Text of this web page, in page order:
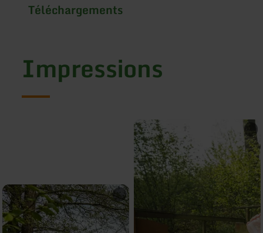
Téléchargements
Impressions